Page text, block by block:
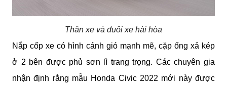
Thân xe và đuôi xe hài hòa
Nắp cốp xe có hình cánh gió mạnh mẽ, cặp ống xả kép
ở 2 bên được phủ sơn lì trang trọng. Các chuyên gia
nhận định rằng mẫu Honda Civic 2022 mới này được